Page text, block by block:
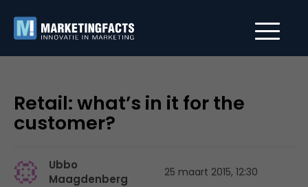
Retail: what’s in it for the
customer?
Ubbo
Maagdenberg
25 maart 2015, 12:30